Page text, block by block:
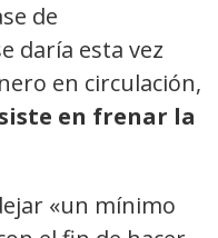
de
daría esta vez
en circulación,
en frenar la
«un mínimo